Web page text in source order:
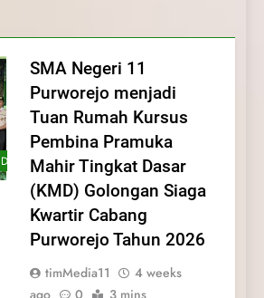
Generasi
SMA Negeri 11
Purworejo menjadi
Tuan Rumah Kursus
Pembina Pramuka
Mahir Tingkat Dasar
(KMD) Golongan Siaga
Kwartir Cabang
Purworejo Tahun 2026
timMedia11
4 weeks
ago
0 3 mins